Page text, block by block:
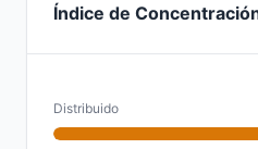
Índice de
Distribuido